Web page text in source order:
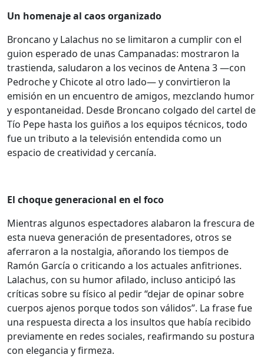
Un homenaje al caos organizado
Broncano y Lalachus no se limitaron a cumplir con el
guion esperado de unas Campanadas: mostraron la
trastienda, saludaron a los vecinos de Antena 3 —con
Pedroche y Chicote al otro lado— y convirtieron la
emisión en un encuentro de amigos, mezclando humor
y espontaneidad. Desde Broncano colgado del cartel de
Tío Pepe hasta los guiños a los equipos técnicos, todo
fue un tributo a la televisión entendida como un
espacio de creatividad y cercanía.
El choque generacional en el foco
Mientras algunos espectadores alabaron la frescura de
esta nueva generación de presentadores, otros se
aferraron a la nostalgia, añorando los tiempos de
Ramón García o criticando a los actuales anfitriones.
Lalachus, con su humor afilado, incluso anticipó las
críticas sobre su físico al pedir “dejar de opinar sobre
cuerpos ajenos porque todos son válidos”. La frase fue
una respuesta directa a los insultos que había recibido
previamente en redes sociales, reafirmando su postura
con elegancia y firmeza.